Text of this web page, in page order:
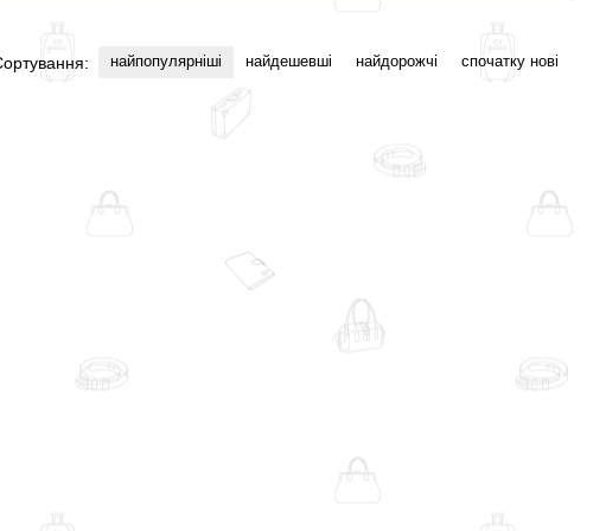
найпопулярніші найдешевші найдорожчі спочатку нові